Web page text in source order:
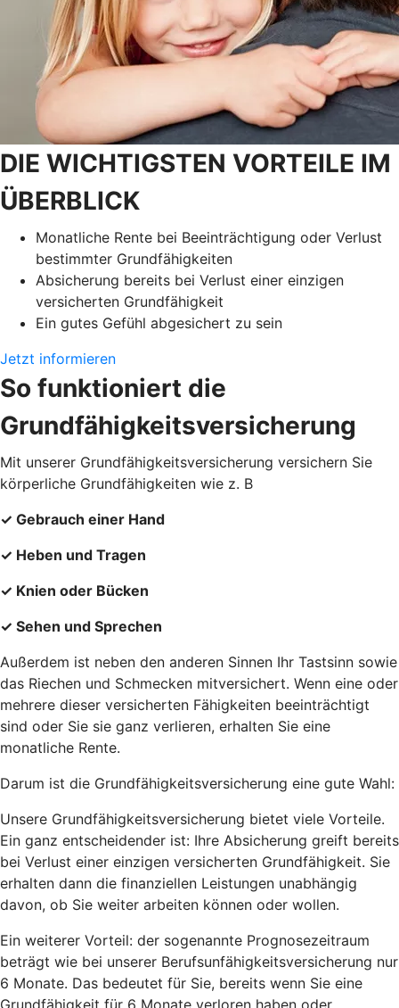
DIE WICHTIGSTEN VORTEILE IM
ÜBERBLICK
Monatliche Rente bei Beeinträchtigung oder Verlust
bestimmter Grundfähigkeiten
Absicherung bereits bei Verlust einer einzigen
versicherten Grundfähigkeit
Ein gutes Gefühl abgesichert zu sein
Jetzt informieren
So funktioniert die
Grundfähigkeitsversicherung
Mit unserer Grundfähigkeitsversicherung versichern Sie
körperliche Grundfähigkeiten wie z. B
✓ Gebrauch einer Hand
✓ Heben und Tragen
✓ Knien oder Bücken
✓ Sehen und Sprechen
Außerdem ist neben den anderen Sinnen Ihr Tastsinn sowie
das Riechen und Schmecken mitversichert. Wenn eine oder
mehrere dieser versicherten Fähigkeiten beeinträchtigt
sind oder Sie sie ganz verlieren, erhalten Sie eine
monatliche Rente.
Darum ist die Grundfähigkeitsversicherung eine gute Wahl:
Unsere Grundfähigkeitsversicherung bietet viele Vorteile.
Ein ganz entscheidender ist: Ihre Absicherung greift bereits
bei Verlust einer einzigen versicherten Grundfähigkeit. Sie
erhalten dann die finanziellen Leistungen unabhängig
davon, ob Sie weiter arbeiten können oder wollen.
Ein weiterer Vorteil: der sogenannte Prognosezeitraum
beträgt wie bei unserer Berufsunfähigkeitsversicherung nur
6 Monate. Das bedeutet für Sie, bereits wenn Sie eine
Grundfähigkeit für 6 Monate verloren haben oder